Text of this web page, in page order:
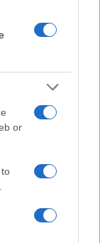
or
Mara